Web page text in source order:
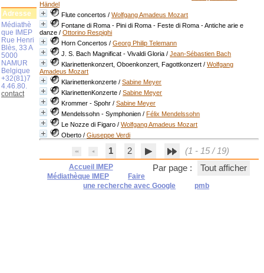
Händel
Flute concertos /Wolfgang Amadeus Mozart
Fontane di Roma - Pini di Roma - Feste di Roma - Antiche arie e
danze /Ottorino Respighi
Horn Concertos /Georg Philip Telemann
J. S. Bach Magnificat - Vivaldi Gloria /Jean-Sébastien Bach
Klarinettenkonzert, Oboenkonzert, Fagottkonzert /Wolfgang
Amadeus Mozart
Klarinettenkonzerte /Sabine Meyer
KlarinettenKonzerte /Sabine Meyer
Krommer - Spohr /Sabine Meyer
Mendelssohn - Symphonien /Félix Mendelssohn
Le Nozze di Figaro /Wolfgang Amadeus Mozart
Oberto /Giuseppe Verdi
1 2
(1 - 15 / 19)
Par page :
Tout afficher
Accueil IMEP
Médiathèque IMEP
Faire
une recherche avec Google
pmb
Adresse
Médiathè
que IMEP
Rue Henri
Blès, 33 A
5000
NAMUR
Belgique
+32(81)7
4.46.80.
contact